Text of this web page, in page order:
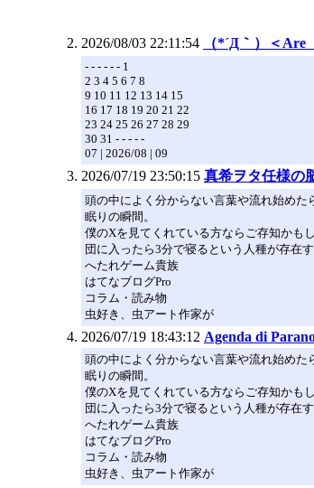
2026/08/03 22:11:54 （*´Д｀）＜
- - - - - - 1
2 3 4 5 6 7 8
9 10 11 12 13 14 15
16 17 18 19 20 21 22
23 24 25 26 27 28 29
30 31 - - - - -
07 | 2026/08 | 09
2026/07/19 23:50:15 真希ヲタ任様の
頭の中によく分からない言葉や流れ始めた
眠りの瞬間。
僕のXを見てくれている方ならご存知かも
団に入ったら3分で寝るという人種が存在
へたれゲーム貴族
はてなブログPro
コラム・読み物
虫好き、虫アート作家が
2026/07/19 18:43:12 Agenda di
頭の中によく分からない言葉や流れ始めた
眠りの瞬間。
僕のXを見てくれている方ならご存知かも
団に入ったら3分で寝るという人種が存在
へたれゲーム貴族
はてなブログPro
コラム・読み物
虫好き、虫アート作家が